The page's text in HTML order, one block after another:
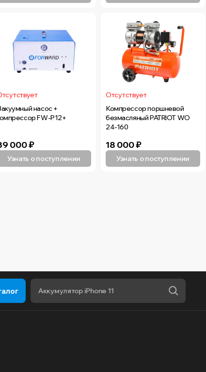
насос +
FW-P12+
000₽
Узнать о поступлении
Отсутствует
Компрессор поршневой
безмасляный PATRIOT WO
24-160
18 000₽
Узнать о поступлении